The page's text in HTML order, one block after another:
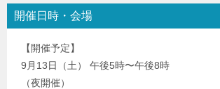
開催日時・会場
【開催予定】
9月13日（土） 午後5時〜午後8時
（夜開催）